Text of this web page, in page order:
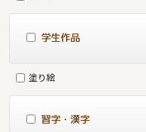
学生作品
塗り絵
習字・漢字